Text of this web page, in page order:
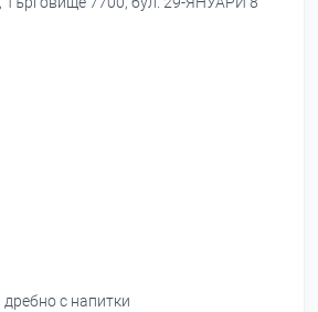
с напитки